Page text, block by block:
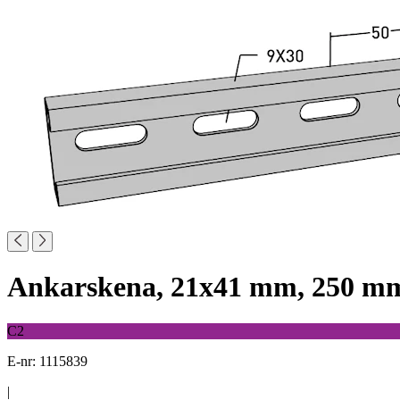
Ankarskena, 21x41 mm, 250
C2
E-nr: 1115839
|